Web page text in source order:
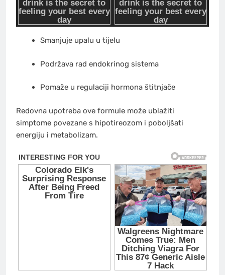
Smanjuje upalu u tijelu
Podržava rad endokrinog sistema
Pomaže u regulaciji hormona štitnjače
Redovna upotreba ove formule može ublažiti
simptome povezane s hipotireozom i poboljšati
energiju i metabolizam.